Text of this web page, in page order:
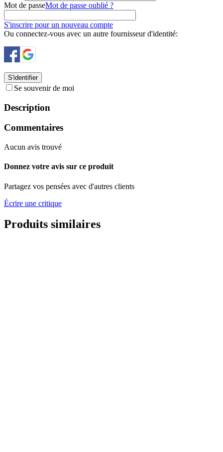
Mot de passeMot de passe oublié ?
S'inscrire pour un nouveau compte
Ou connectez-vous avec un autre fournisseur d'identité:
S'identifier
Se souvenir de moi
Description
Commentaires
Aucun avis trouvé
Donnez votre avis sur ce produit
Partagez vos pensées avec d'autres clients
Écrire une critique
Produits similaires